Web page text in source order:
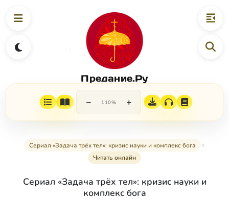
Предание.Ру
− 110% +
Сериал «Задача трёх тел»: кризис науки и комплекс бога
Читать онлайн
Сериал «Задача трёх тел»: кризис науки и
комплекс бога